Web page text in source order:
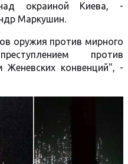
окраиной Киева, -
Маркушин.
оружия против мирного
против
Женевских конвенций", -